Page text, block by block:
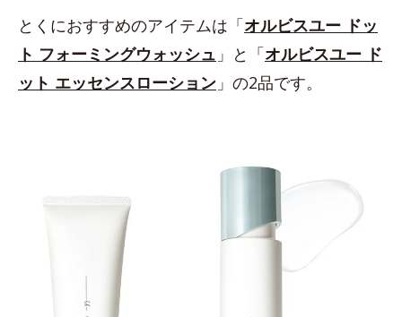
とくにおすすめのアイテムは「オルビスユー ドッ
ト フォーミングウォッシュ 」と「オルビスユー ド
ット エッセンスローション 」の2品です。